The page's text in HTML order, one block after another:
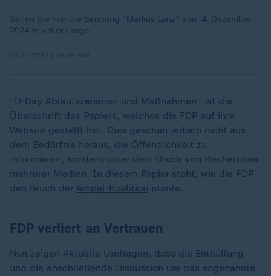
Sehen Sie hier die Sendung "Markus Lanz" vom 4. Dezember
2024 in voller Länge.
"D-Day Ablaufszenarien und Maßnahmen" ist die
Überschrift des Papiers, welches die FDP auf ihre
Website gestellt hat. Dies geschah jedoch nicht aus
dem Bedürfnis heraus, die Öffentlichkeit zu
informieren, sondern unter dem Druck von Recherchen
mehrerer Medien. In diesem Papier steht, wie die FDP
den Bruch der Ampel-Koalition plante.
FDP verliert an Vertrauen
Nun zeigen Aktuelle Umfragen, dass die Enthüllung
und die anschließende Diskussion um das sogenannte